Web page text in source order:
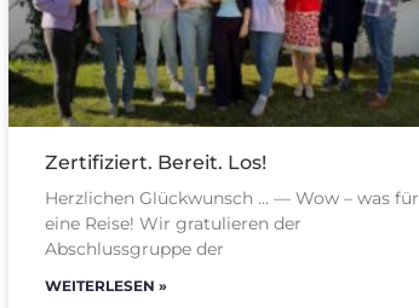
Zertifiziert. Bereit. Los!
Herzlichen Glückwunsch … — Wow – was für
eine Reise! Wir gratulieren der
Abschlussgruppe der
WEITERLESEN »